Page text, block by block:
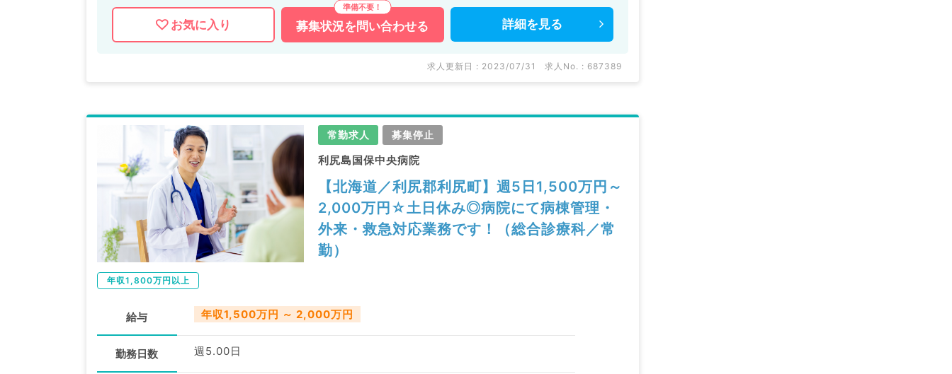
お気に入り 募集状況を 問い合わせる 詳細を 見る
求人更新日 : 2023/07/31 求人No. : 687389
常勤求人 募集停止
利尻島国保中央病院
【北海道／利尻郡利尻町】週5日1,500万円～
2,000万円☆土日休み◎病院にて病棟管理・
外来・救急対応業務です！（総合診療科／常
勤）
年収1,800万円以上
給与 年収1,500万円 ～ 2,000万円
勤務日数 週5.00日